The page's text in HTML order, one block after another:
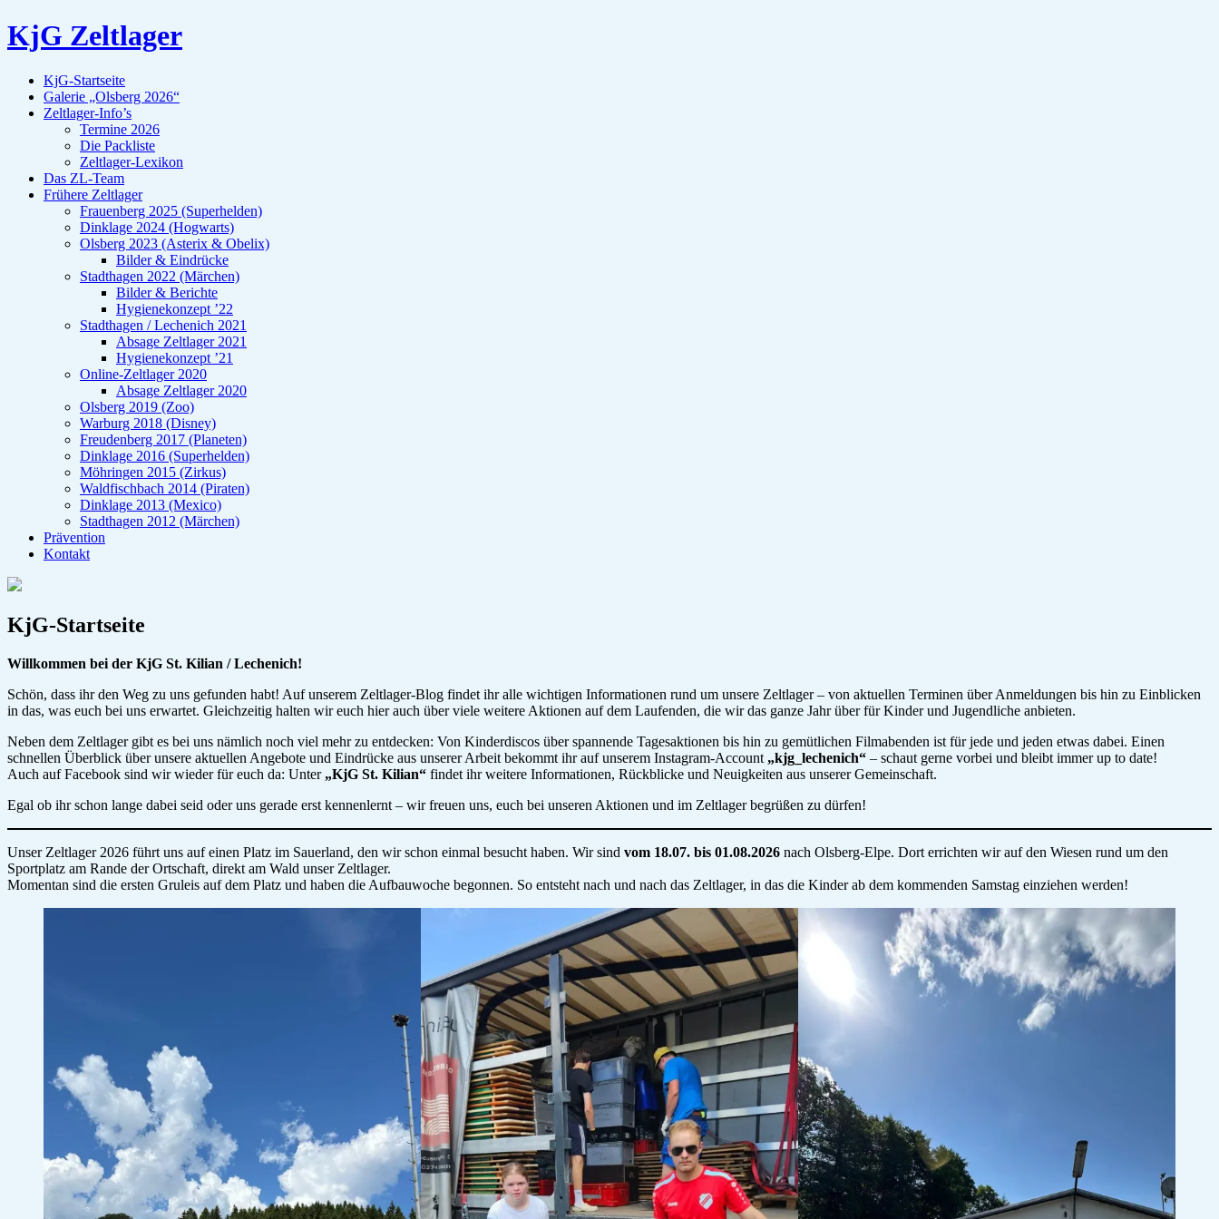
KjG Zeltlager
KjG-Startseite
Galerie „Olsberg 2026“
Zeltlager-Info’s
Termine 2026
Die Packliste
Zeltlager-Lexikon
Das ZL-Team
Frühere Zeltlager
Frauenberg 2025 (Superhelden)
Dinklage 2024 (Hogwarts)
Olsberg 2023 (Asterix & Obelix)
Bilder & Eindrücke
Stadthagen 2022 (Märchen)
Bilder & Berichte
Hygienekonzept ’22
Stadthagen / Lechenich 2021
Absage Zeltlager 2021
Hygienekonzept ’21
Online-Zeltlager 2020
Absage Zeltlager 2020
Olsberg 2019 (Zoo)
Warburg 2018 (Disney)
Freudenberg 2017 (Planeten)
Dinklage 2016 (Superhelden)
Möhringen 2015 (Zirkus)
Waldfischbach 2014 (Piraten)
Dinklage 2013 (Mexico)
Stadthagen 2012 (Märchen)
Prävention
Kontakt
KjG-Startseite
Willkommen bei der KjG St. Kilian / Lechenich!
Schön, dass ihr den Weg zu uns gefunden habt! Auf unserem Zeltlager-Blog findet ihr alle wichtigen Informationen rund um unsere Zeltlager – von aktuellen Terminen über Anmeldungen bis hin zu Einblicken
in das, was euch bei uns erwartet. Gleichzeitig halten wir euch hier auch über viele weitere Aktionen auf dem Laufenden, die wir das ganze Jahr über für Kinder und Jugendliche anbieten.
Neben dem Zeltlager gibt es bei uns nämlich noch viel mehr zu entdecken: Von Kinderdiscos über spannende Tagesaktionen bis hin zu gemütlichen Filmabenden ist für jede und jeden etwas dabei. Einen
schnellen Überblick über unsere aktuellen Angebote und Eindrücke aus unserer Arbeit bekommt ihr auf unserem Instagram-Account „kjg_lechenich“ – schaut gerne vorbei und bleibt immer up to date!
Auch auf Facebook sind wir wieder für euch da: Unter „KjG St. Kilian“ findet ihr weitere Informationen, Rückblicke und Neuigkeiten aus unserer Gemeinschaft.
Egal ob ihr schon lange dabei seid oder uns gerade erst kennenlernt – wir freuen uns, euch bei unseren Aktionen und im Zeltlager begrüßen zu dürfen!
Unser Zeltlager 2026 führt uns auf einen Platz im Sauerland, den wir schon einmal besucht haben. Wir sind vom 18.07. bis 01.08.2026 nach Olsberg-Elpe. Dort errichten wir auf den Wiesen rund um den
Sportplatz am Rande der Ortschaft, direkt am Wald unser Zeltlager.
Momentan sind die ersten Gruleis auf dem Platz und haben die Aufbauwoche begonnen. So entsteht nach und nach das Zeltlager, in das die Kinder ab dem kommenden Samstag einziehen werden!